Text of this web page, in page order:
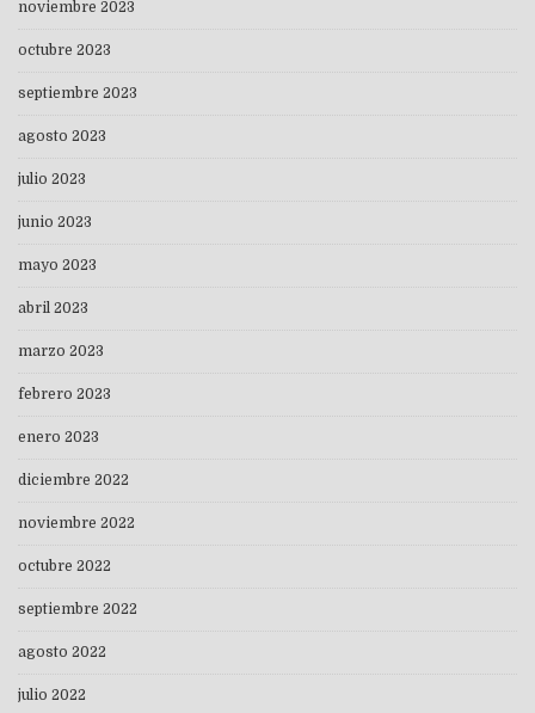
noviembre 2023
octubre 2023
septiembre 2023
agosto 2023
julio 2023
junio 2023
mayo 2023
abril 2023
marzo 2023
febrero 2023
enero 2023
diciembre 2022
noviembre 2022
octubre 2022
septiembre 2022
agosto 2022
julio 2022